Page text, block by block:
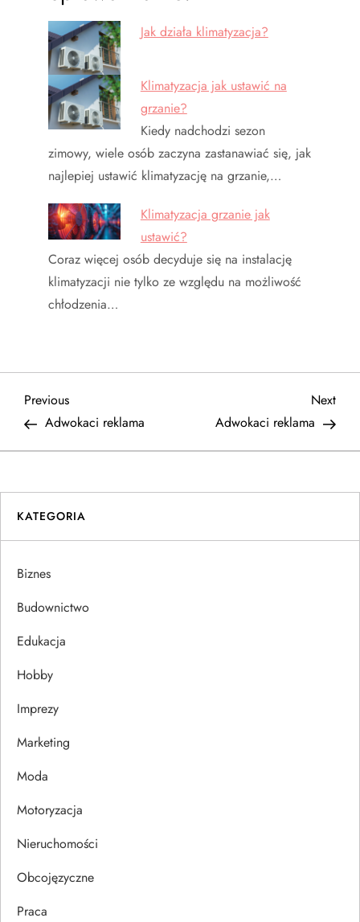
Jak działa klimatyzacja?
Klimatyzacja jak ustawić na
grzanie?
Kiedy nadchodzi sezon
zimowy, wiele osób zaczyna zastanawiać się, jak
najlepiej ustawić klimatyzację na grzanie,…
Klimatyzacja grzanie jak
ustawić?
Coraz więcej osób decyduje się na instalację
klimatyzacji nie tylko ze względu na możliwość
chłodzenia…
N
a
w
i
g
a
c
j
a
w
p
i
s
u
Previous
Post
Previous
Adwokaci reklama
Next
Post
Next
Adwokaci reklama
KATEGORIA
Biznes
Budownictwo
Edukacja
Hobby
Imprezy
Marketing
Moda
Motoryzacja
Nieruchomości
Obcojęzyczne
Praca